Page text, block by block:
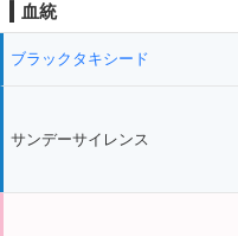
血統
ブラックタキシード
サンデーサイレンス